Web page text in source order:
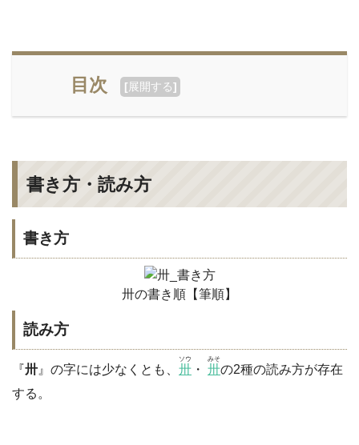
目次 [展開する]
書き方・読み方
書き方
卅の書き順【筆順】
読み方
『卅 』の字には少なくとも、 卅
ソウ
・ 卅
みそ
の2種の読み方が存在
する。